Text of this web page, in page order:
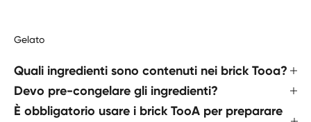
Gelato
Quali ingredienti sono contenuti nei brick Tooa?
Devo pre-congelare gli ingredienti?
È obbligatorio usare i brick TooA per preparare